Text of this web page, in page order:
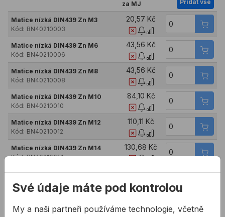
za MJ
Přidat vše
Matice nízká DIN439 Zn M3
Kód: BN40210003
20,57 Kč
Matice nízká DIN439 Zn M6
Kód: BN40210006
43,56 Kč
Matice nízká DIN439 Zn M8
Kód: BN40210008
43,56 Kč
Matice nízká DIN439 Zn M10
Kód: BN40210010
84,10 Kč
Matice nízká DIN439 Zn M12
Kód: BN40210012
110,11 Kč
Matice nízká DIN439 Zn M14
Kód: BN40210014
130,68 Kč
Matice nízká DIN439 Zn M16
Kód:
BN40210016
3,05 Kč
Kód: BN40210018
Své údaje máte pod kontrolou
My a naši partneři používáme technologie, včetně